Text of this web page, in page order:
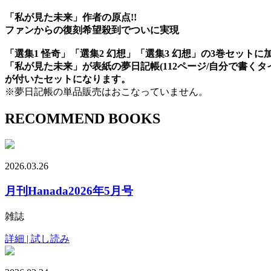
「私が見た未来」作者の原点!!
ファンからの復刻希望殺到でついに実現
「選集1 怪奇」「選集2 幻想」「選集3 幻想」の3巻セットに
「私が見た未来」が表紙の夢日記帳(112ページ/自分で書くタ
が付いたセットになります。
※夢日記帳の単品販売はおこなっていません。
RECOMMEND BOOKS
2026.03.26
月刊Hanada2026年5月号
雑誌
詳細 | 試し読み